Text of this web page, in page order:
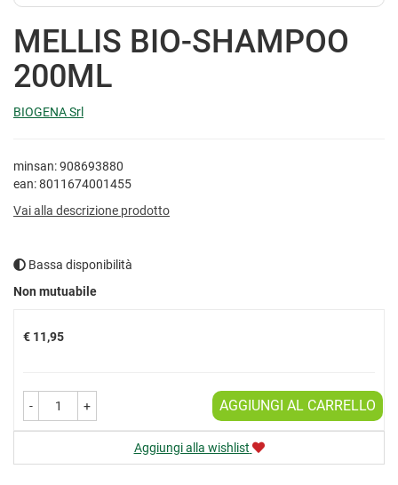
MELLIS BIO-SHAMPOO
200ML
BIOGENA Srl
minsan: 908693880
ean: 8011674001455
Vai alla descrizione prodotto
Bassa disponibilità
Non mutuabile
Prezzo
€ 11,95
- + AGGIUNGI AL CARRELLO
Aggiungi alla wishlist